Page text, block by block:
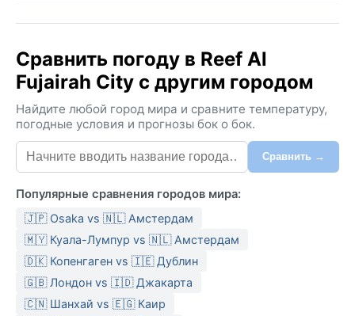
Сравнить погоду в Reef Al
Fujairah City с другим городом
Найдите любой город мира и сравните температуру,
погодные условия и прогнозы бок о бок.
Сравнить →
Популярные сравнения городов мира:
🇯🇵 Osaka vs 🇳🇱 Амстердам
🇲🇾 Куала-Лумпур vs 🇳🇱 Амстердам
🇩🇰 Копенгаген vs 🇮🇪 Дублин
🇬🇧 Лондон vs 🇮🇩 Джакарта
🇨🇳 Шанхай vs 🇪🇬 Каир